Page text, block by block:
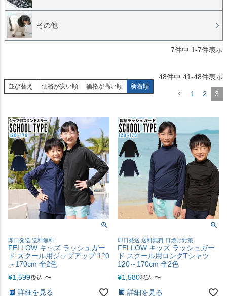
その他
7件中 1-7件表示
並び替え 価格が安い順 価格が高い順 新着順
48件中 41-48件表示
1 2 3
即日発送 送料無料
FELLOW キッズ ラッシュガー
ド スクール用ジップアップ 120
～170cm 全2色
¥1,599税込 〜
詳細を見る
即日発送 送料無料 日焼け対策
FELLOW キッズ ラッシュガー
ド スクール用ロングTシャツ
120～170cm 全2色
¥1,580税込 〜
詳細を見る